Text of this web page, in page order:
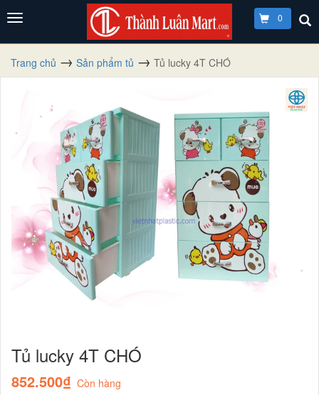
0
Trang chủ Sản phẩm tủ Tủ lucky 4T CHÓ
Tủ lucky 4T CHÓ
852.500₫ Còn hàng